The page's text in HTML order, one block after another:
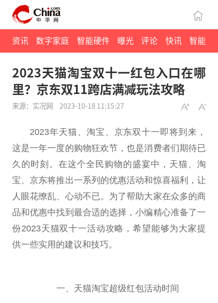
资讯 数字家庭 智能硬件 曝光 评论 快讯 智能
2023天猫淘宝双十一红包入口在哪
里？京东双11跨店满减玩法攻略
来源：实况网 2023-10-18 11:15:27
2023年天猫、淘宝、京东双十一即将到来，
这是一年一度的购物狂欢节，也是消费者们期待已
久的时刻。在这个全民购物的盛宴中，天猫、淘
宝、京东将推出一系列的优惠活动和惊喜福利，让
人眼花缭乱、心动不已。为了帮助大家在众多的商
品和优惠中找到最合适的选择，小编精心准备了一
份2023天猫双十一活动攻略，希望能够为大家提
供一些实用的建议和技巧。
一、天猫淘宝超级红包活动时间